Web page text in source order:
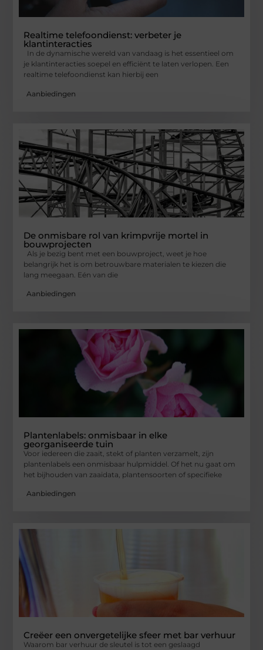
Realtime telefoondienst: verbeter je
klantinteracties
In de dynamische wereld van vandaag is het essentieel om
je klantinteracties soepel en efficiënt te laten verlopen. Een
realtime telefoondienst kan hierbij een
Aanbiedingen
De onmisbare rol van krimpvrije mortel in
bouwprojecten
Als je bezig bent met een bouwproject, weet je hoe
belangrijk het is om betrouwbare materialen te kiezen die
lang meegaan. Eén van die
Aanbiedingen
Plantenlabels: onmisbaar in elke
georganiseerde tuin
Voor iedereen die zaait, stekt of planten verzamelt, zijn
plantenlabels een onmisbaar hulpmiddel. Of het nu gaat om
het bijhouden van zaaidata, plantensoorten of specifieke
Aanbiedingen
Creëer een onvergetelijke sfeer met bar verhuur
Waarom bar verhuur de sleutel is tot een geslaagd